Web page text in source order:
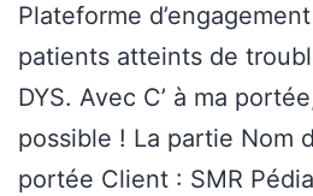
Plateforme
patients atteints de
DYS. Avec C’ à ma
possible ! La partie Nom
portée Client : SMR